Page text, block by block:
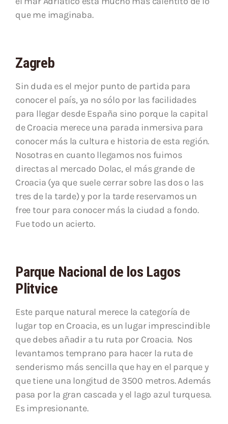
que me imaginaba.
Zagreb
Sin duda es el mejor punto de partida para
conocer el país, ya no sólo por las facilidades
para llegar desde España sino porque la capital
de Croacia merece una parada inmersiva para
conocer más la cultura e historia de esta región.
Nosotras en cuanto llegamos nos fuimos
directas al mercado Dolac, el más grande de
Croacia (ya que suele cerrar sobre las dos o las
tres de la tarde) y por la tarde reservamos un
free tour para conocer más la ciudad a fondo.
Fue todo un acierto.
Parque Nacional de los Lagos
Plitvice
Este parque natural merece la categoría de
lugar top en Croacia, es un lugar imprescindible
que debes añadir a tu ruta por Croacia. Nos
levantamos temprano para hacer la ruta de
senderismo más sencilla que hay en el parque y
que tiene una longitud de 3500 metros. Además
pasa por la gran cascada y el lago azul turquesa.
Es impresionante.